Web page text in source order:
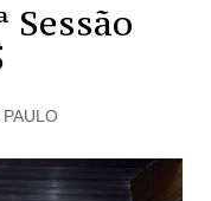
Sessão
PAULO